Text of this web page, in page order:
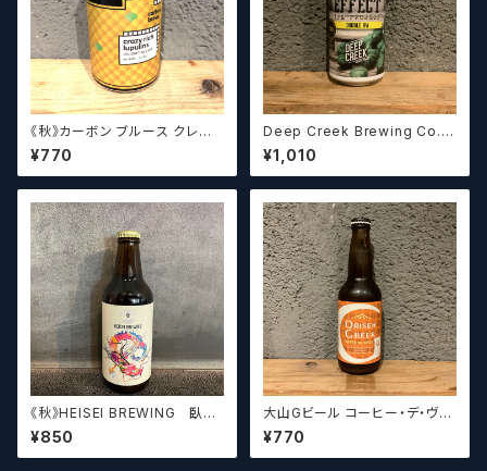
《秋》カーボン ブルース クレイ
ジーリッチルプリンズ Carbo
n Brews Crazy rich Lupulin
s【クラフトビール】
¥770
Deep Creek Brewing Co. L
upulin Effect ディープクリ
ーク ルプリン エフェクト
¥1,010
《秋》HEISEI BREWING 臥龍
長生(がりゅうちょうせい)アメリ
カンペールエール【クラフトビー
ル】
¥850
大山Gビール コーヒー・デ・ヴァ
イス【クラフトビール】
¥770